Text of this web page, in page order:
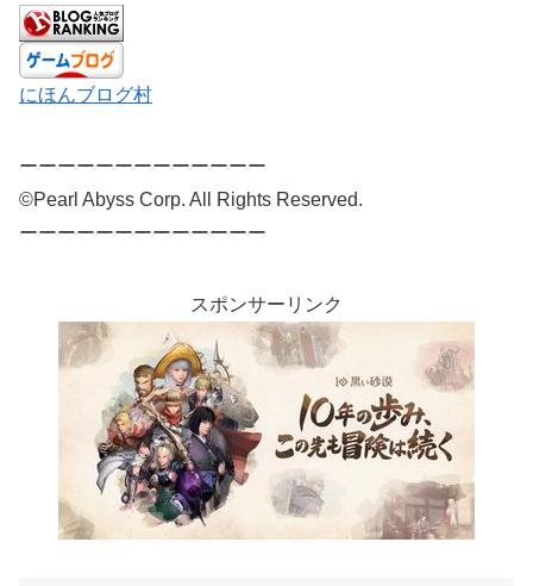
にほんブログ村
ーーーーーーーーーーーーー
©Pearl Abyss Corp. All Rights Reserved.
ーーーーーーーーーーーーー
スポンサーリンク